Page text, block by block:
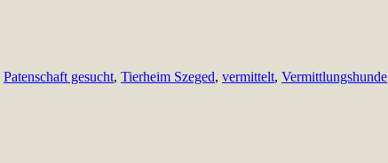
Patenschaft gesucht, Tierheim Szeged, vermittelt, Vermittlungshunde